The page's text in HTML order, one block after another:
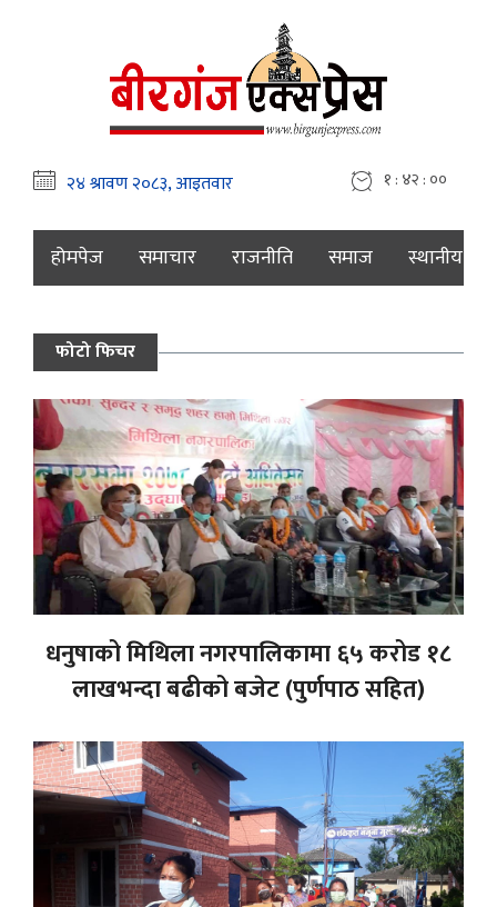
१ : ४२ : ०१
होमपेज समाचार राजनीति समाज स्थानीय
फोटो फिचर
धनुषाको मिथिला नगरपालिकामा ६५ करोड १८
लाखभन्दा बढीको बजेट (पुर्णपाठ सहित)